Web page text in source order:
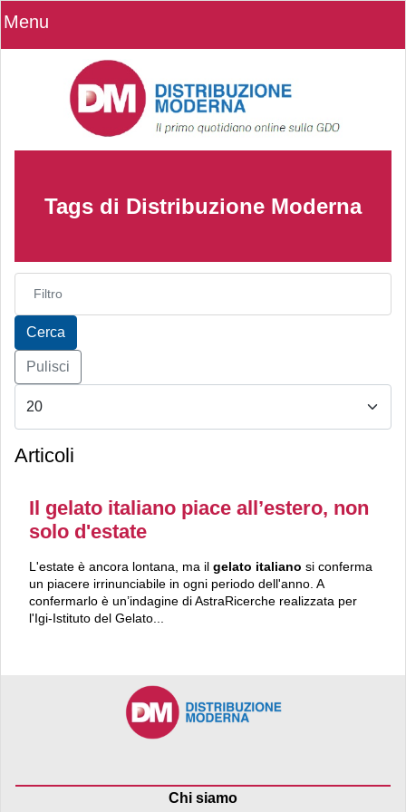
Menu
Tags di Distribuzione Moderna
Inserisci parte del titolo
Cerca
Pulisci
Articoli
Il gelato italiano piace all’estero, non
solo d'estate
L'estate è ancora lontana, ma il gelato italiano si conferma
un piacere irrinunciabile in ogni periodo dell'anno. A
confermarlo è un’indagine di AstraRicerche realizzata per
l'Igi-Istituto del Gelato...
Chi siamo